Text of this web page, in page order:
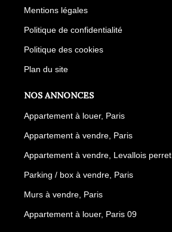
Mentions légales
Politique de confidentialité
Politique des cookies
Plan du site
NOS ANNONCES
Appartement à louer, Paris
Appartement à vendre, Paris
Appartement à vendre, Levallois perret
Parking / box à vendre, Paris
Murs à vendre, Paris
Appartement à louer, Paris 09